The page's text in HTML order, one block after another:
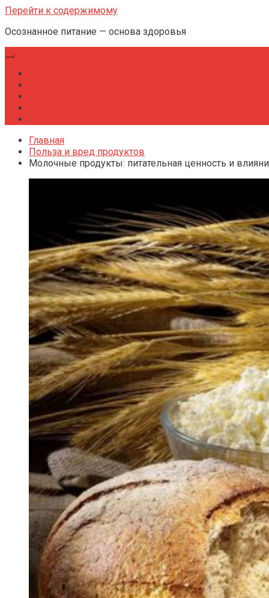
Перейти к содержимому
Осознанное питание — основа здоровья
Главная
Польза и вред продуктов
Молочные продукты: питательная ценность и